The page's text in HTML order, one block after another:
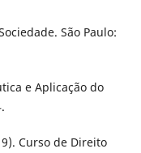
São Paulo:
e Aplicação do
Curso de Direito